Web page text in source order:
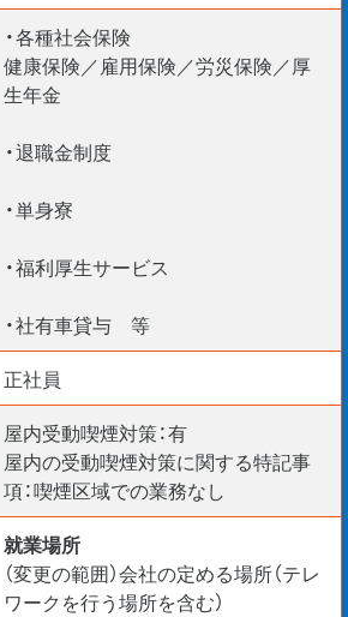
・各種社会保険
健康保険／雇用保険／労災保険／厚
生年金
・退職金制度
・単身寮
・福利厚生サービス
・社有車貸与 等
正社員
屋内受動喫煙対策：有
屋内の受動喫煙対策に関する特記事
項：喫煙区域での業務なし
就業場所
（変更の範囲）会社の定める場所（テレ
ワークを行う場所を含む）